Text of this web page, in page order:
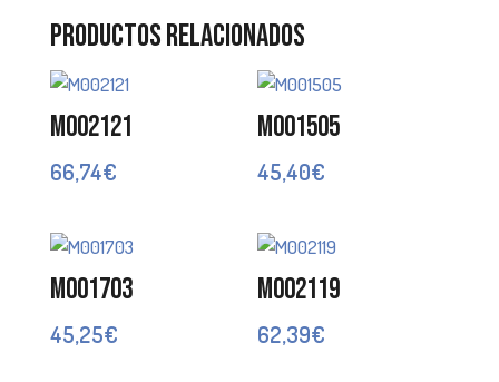
Productos relacionados
M002121
66,74€
M001505
45,40€
M001703
45,25€
M002119
62,39€